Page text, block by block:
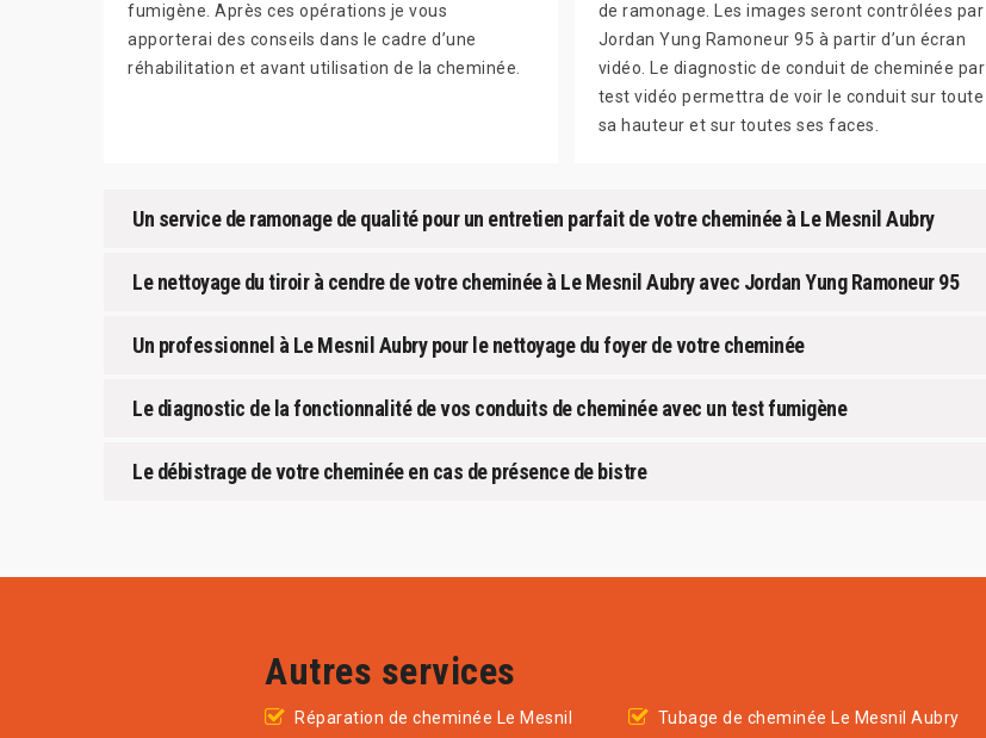
fumigène. Après ces opérations je vous
apporterai des conseils dans le cadre d’une
réhabilitation et avant utilisation de la cheminée.
de ramonage. Les images seront contrôlées par
Jordan Yung Ramoneur 95 à partir d’un écran
vidéo. Le diagnostic de conduit de cheminée par
test vidéo permettra de voir le conduit sur toute
sa hauteur et sur toutes ses faces.
Un service de ramonage de qualité pour un entretien parfait de votre cheminée à Le Mesnil Aubry
Le nettoyage du tiroir à cendre de votre cheminée à Le Mesnil Aubry avec Jordan Yung Ramoneur 95
Un professionnel à Le Mesnil Aubry pour le nettoyage du foyer de votre cheminée
Le diagnostic de la fonctionnalité de vos conduits de cheminée avec un test fumigène
Le débistrage de votre cheminée en cas de présence de bistre
Autres services
Réparation de cheminée Le Mesnil
Tubage de cheminée Le Mesnil Aubry